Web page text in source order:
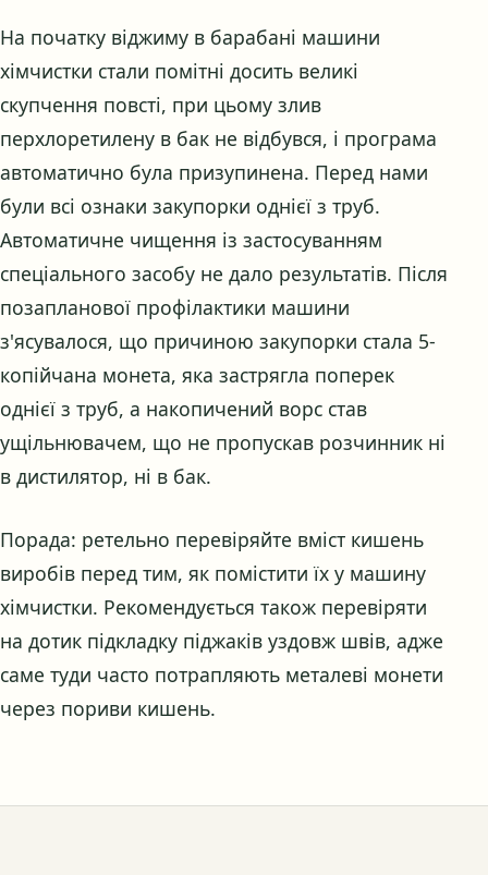
На початку віджиму в барабані машини
хімчистки стали помітні досить великі
скупчення повсті, при цьому злив
перхлоретилену в бак не відбувся, і програма
автоматично була призупинена. Перед нами
були всі ознаки закупорки однієї з труб.
Автоматичне чищення із застосуванням
спеціального засобу не дало результатів. Після
позапланової профілактики машини
з'ясувалося, що причиною закупорки стала 5-
копійчана монета, яка застрягла поперек
однієї з труб, а накопичений ворс став
ущільнювачем, що не пропускав розчинник ні
в дистилятор, ні в бак.
Порада: ретельно перевіряйте вміст кишень
виробів перед тим, як помістити їх у машину
хімчистки. Рекомендується також перевіряти
на дотик підкладку піджаків уздовж швів, адже
саме туди часто потрапляють металеві монети
через пориви кишень.